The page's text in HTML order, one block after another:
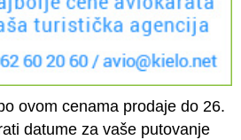
ovom cenama prodaje do 26.
datume za vaše putovanje